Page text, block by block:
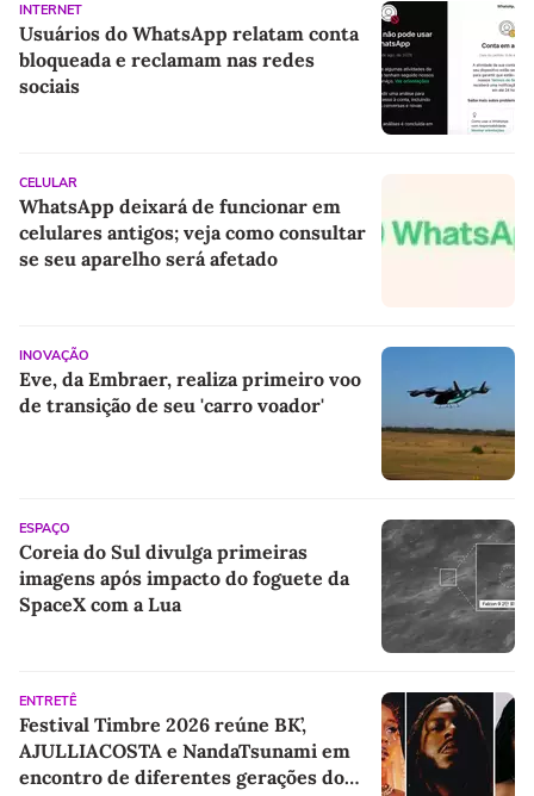
INTERNET
Usuários do WhatsApp relatam conta
bloqueada e reclamam nas redes
sociais
CELULAR
WhatsApp deixará de funcionar em
celulares antigos; veja como consultar
se seu aparelho será afetado
INOVAÇÃO
Eve, da Embraer, realiza primeiro voo
de transição de seu 'carro voador'
ESPAÇO
Coreia do Sul divulga primeiras
imagens após impacto do foguete da
SpaceX com a Lua
ENTRETÊ
Festival Timbre 2026 reúne BK’,
AJULLIACOSTA e NandaTsunami em
encontro de diferentes gerações do